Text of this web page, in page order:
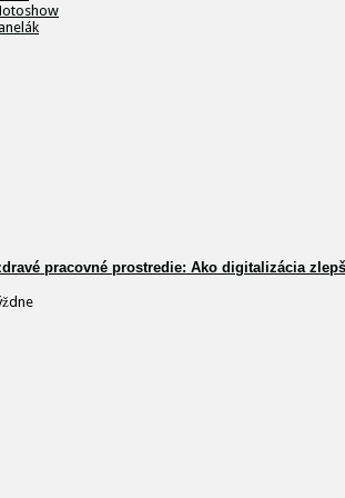
pracovné prostredie: Ako digitalizácia